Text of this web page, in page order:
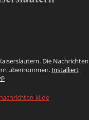
Die Nachrichten
übernommen. Installiert
kl.de